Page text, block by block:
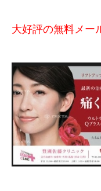
大好評の無料メー